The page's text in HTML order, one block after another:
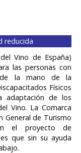
reducida
Vino de España)
las personas con
de la mano de la
Físicos
adaptación de los
Vino. La Comarca
General de Turismo
el proyecto de
que sin su ayuda